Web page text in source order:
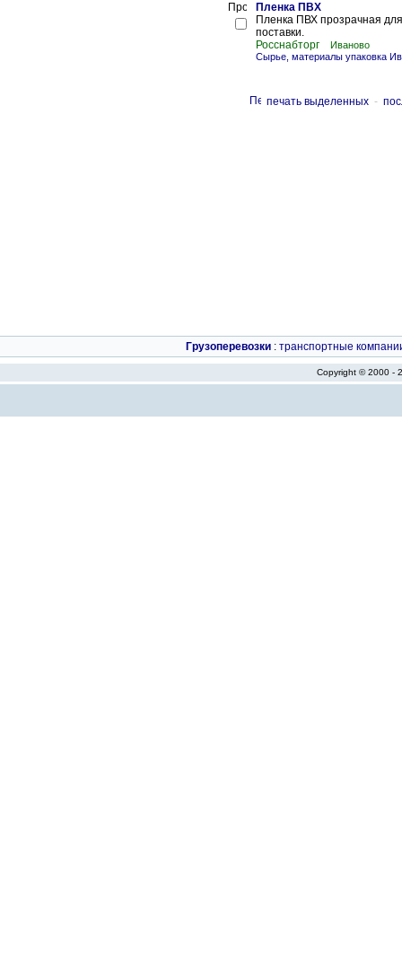
Пленка ПВХ
Пленка ПВХ прозрачная
поставки.
Росснабторг
Иваново
Сырье, материалы упаковка
печать выделенных -
Грузоперевозки : транспортные
Copyright © 2000 -